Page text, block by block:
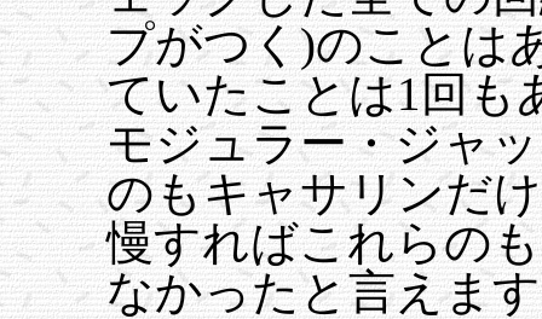
プがつく)のことは
ていたことは1回も
モジュラー・ジャ
のもキャサリンだ
慢すればこれらの
なかったと言えま